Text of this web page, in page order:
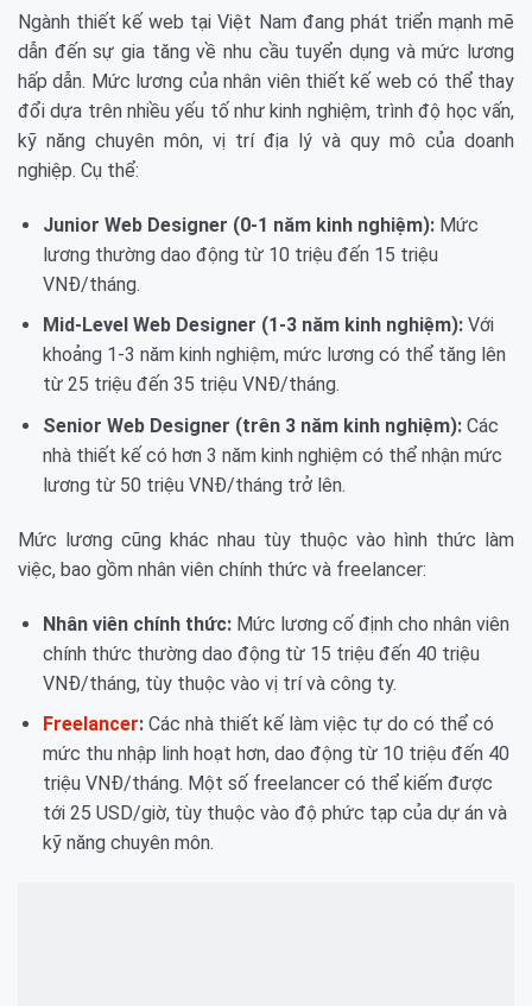
Ngành thiết kế web tại Việt Nam đang phát triển mạnh mẽ
dẫn đến sự gia tăng về nhu cầu tuyển dụng và mức lương
hấp dẫn. Mức lương của nhân viên thiết kế web có thể thay
đổi dựa trên nhiều yếu tố như kinh nghiệm, trình độ học vấn,
kỹ năng chuyên môn, vị trí địa lý và quy mô của doanh
nghiệp. Cụ thể:
Junior Web Designer (0-1 năm kinh nghiệm):Mức
lương thường dao động từ 10 triệu đến 15 triệu
VNĐ/tháng.
Mid-Level Web Designer (1-3 năm kinh nghiệm):Với
khoảng 1-3 năm kinh nghiệm, mức lương có thể tăng lên
từ 25 triệu đến 35 triệu VNĐ/tháng.
Senior Web Designer (trên 3 năm kinh nghiệm):Các
nhà thiết kế có hơn 3 năm kinh nghiệm có thể nhận mức
lương từ 50 triệu VNĐ/tháng trở lên.
Mức lương cũng khác nhau tùy thuộc vào hình thức làm
việc, bao gồm nhân viên chính thức và freelancer:
Nhân viên chính thức:Mức lương cố định cho nhân viên
chính thức thường dao động từ 15 triệu đến 40 triệu
VNĐ/tháng, tùy thuộc vào vị trí và công ty.
Freelancer:Các nhà thiết kế làm việc tự do có thể có
mức thu nhập linh hoạt hơn, dao động từ 10 triệu đến 40
triệu VNĐ/tháng. Một số freelancer có thể kiếm được
tới 25 USD/giờ, tùy thuộc vào độ phức tạp của dự án và
kỹ năng chuyên môn.